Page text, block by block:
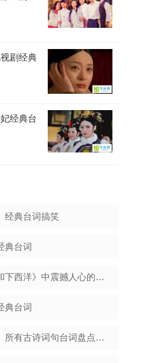
剧经典
经典台
经典台词搞笑
典台词
国产电视剧《郑和下西洋》中震撼人心的经典台词
典台词
电视剧《甄嬛传》所有古诗词句台词盘点，经典诗歌台词对白